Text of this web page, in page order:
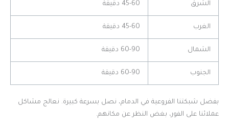
الشرق 45-60 دقيقة
الغرب 45-60 دقيقة
الشمال 60-90 دقيقة
الجنوب 60-90 دقيقة
بفضل شبكتنا الفروعية في الدمام، نصل بسرعة كبيرة. نعالج مشاكل
عملائنا على الفور، بغض النظر عن مكانهم.